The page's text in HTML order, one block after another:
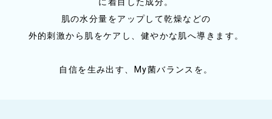
肌の水分量をアップして乾燥などの
外的刺激から肌をケアし、健やかな肌へ導きます。
自信を生み出す、My菌バランスを。